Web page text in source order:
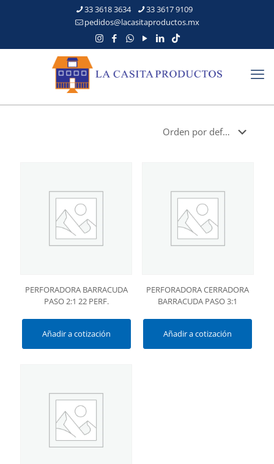
33 3618 3634
33 3617 9109
pedidos@lacasitaproductos.mx
PERFORADORA BARRACUDA
PASO 2:1 22 PERF.
Añadir a cotización
PERFORADORA CERRADORA
BARRACUDA PASO 3:1
Añadir a cotización